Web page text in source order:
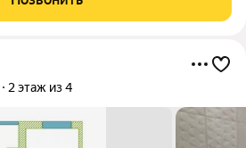
2 этаж из 4